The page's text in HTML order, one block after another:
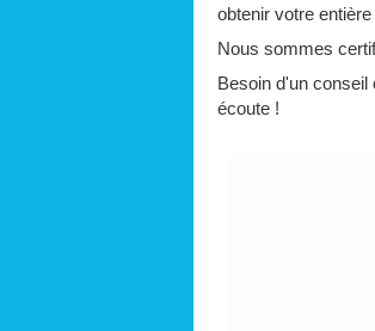
obtenir votre
Nous sommes
Besoin d'un
écoute !